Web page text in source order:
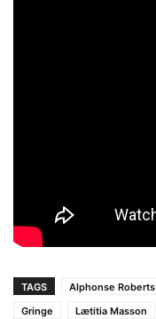
TAGS Alphonse Roberts
Gringe
Lætitia Masson